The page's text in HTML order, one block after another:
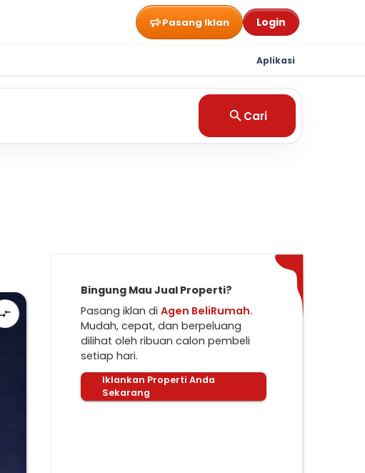
Pasang Iklan Login
Aplikasi
Cari
Bingung Mau Jual Properti?
Pasang iklan di Agen BeliRumah.
Mudah, cepat, dan berpeluang
dilihat oleh ribuan calon pembeli
setiap hari.
Iklankan Properti Anda
Sekarang